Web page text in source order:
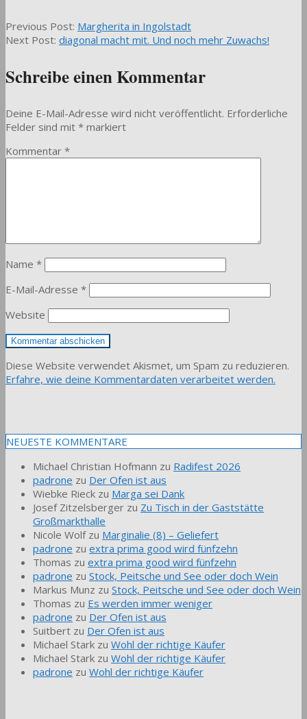
2015-
06-
Previous Post: Margherita in Ingolstadt
Next Post: diagonal macht mit. Und noch mehr Zuwachs!
Schreibe einen Kommentar
Deine E-Mail-Adresse wird nicht veröffentlicht. Erforderliche
Felder sind mit * markiert
Kommentar *
Name *
E-Mail-Adresse *
Website
Diese Website verwendet Akismet, um Spam zu reduzieren.
Erfahre, wie deine Kommentardaten verarbeitet werden.
NEUESTE KOMMENTARE
Michael Christian Hofmann zu Radifest 2026
padrone zu Der Ofen ist aus
Wiebke Rieck zu Marga sei Dank
Josef Zitzelsberger zu Zu Tisch in der Gaststätte
Großmarkthalle
Nicole Wolfzu Marginalie (8) – Geliefert
padrone zu extra prima good wird fünfzehn
Thomas zu extra prima good wird fünfzehn
padrone zu Stock, Peitsche und See oder doch Wein
Markus Munz zu Stock, Peitsche und See oder doch Wein
Thomas zu Es werden immer weniger
padrone zu Der Ofen ist aus
Suitbert zu Der Ofen ist aus
Michael Stark zu Wohl der richtige Käufer
Michael Stark zu Wohl der richtige Käufer
padrone zu Wohl der richtige Käufer